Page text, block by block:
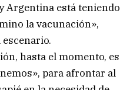
Argentina está teniendo
la vacunación»,
hasta el momento, es
para afrontar al